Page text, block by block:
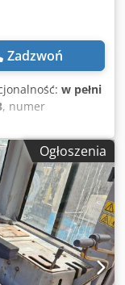
Zadzwoń
w pełni
, numer
: 4909 ROK : 2013
Ogłoszenia